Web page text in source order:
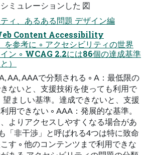
ミュレーションした 図
ィ、あるある問題 デザイン編
Content Accessibility
参考に ◦ アクセシビリティの世界
ン ◦ WCAG 2.2には86個の達成基準
）
AA, AAAで分類される ◦ A：最低限の
ないと、支援技術を使っても利用で
望ましい基準。達成できないと、支援
用できない ◦ AAA：発展的な基準。
よりアクセスしやすくなる場合があ
「非干渉」と呼ばれる4つは特に致命
す ◦ 他のコンテンツまで利用できな